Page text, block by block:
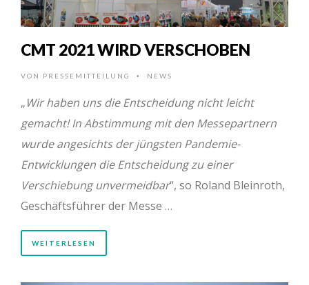
CMT 2021 WIRD VERSCHOBEN
VON PRESSEMITTEILUNG • NEWS
„Wir haben uns die Entscheidung nicht leicht
gemacht! In Abstimmung mit den Messepartnern
wurde angesichts der jüngsten Pandemie-
Entwicklungen die Entscheidung zu einer
Verschiebung unvermeidbar“, so Roland Bleinroth,
Geschäftsführer der Messe …
WEITERLESEN